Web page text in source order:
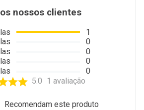
nossos clientes
1
0
0
0
0
5.0 1 avaliação
Recomendam este produto